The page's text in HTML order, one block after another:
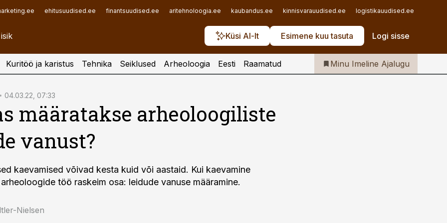
ehitusuudised.ee finantsuudised.ee aritehnoloogia.ee kaubandus.ee kinnisvarauudised.ee logistikauudised.ee
Küsi AI-lt Esimene kuu tasuta Logi sisse
Iseteenindus
Telli Imeline Ajalugu
Kuritöö ja karistus Tehnika Seiklused Arheoloogia Eesti Raamatud Minu Imeline Ajalugu
04.03.22, 07:33
määratakse arheoloogiliste
vanust?
kaevamised võivad kesta kuid või aastaid. Kui kaevamine
töö raskeim osa: leidude vanuse määramine.
Nielsen